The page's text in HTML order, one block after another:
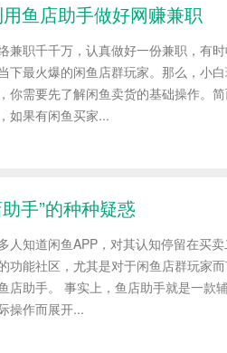
鱼店助手做好网赚兼职
兼职千千万，认真做好一份兼职，有
下最火爆的闲鱼店群玩家。那么，小
你需要先了解闲鱼卖货的基础操作。
如果有闲鱼买家...
手”的种种疑惑
人知道闲鱼APP，对其认知停留在买
功能社区，尤其是对于闲鱼店群玩家
店助手。 事实上，鱼店助手就是一款
操作而展开...